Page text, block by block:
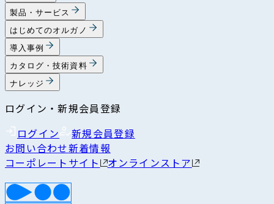
製品・サービス
はじめてのオルガノ
導入事例
カタログ・技術資料
ナレッジ
ログイン・新規会員登録
ログイン
新規会員登録
お問い合わせ新着情報
コーポレートサイト
オンラインストア